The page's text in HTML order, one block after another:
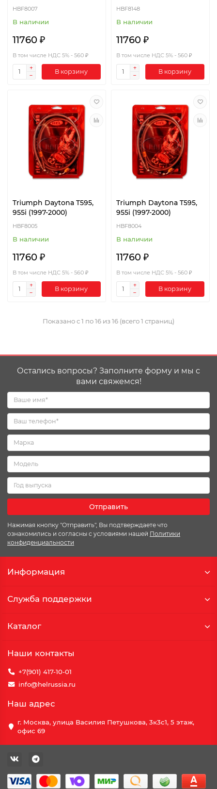
HBF8007
В наличии
11760 ₽
В том числе НДС 5% - 560 ₽
В корзину
HBF8148
В наличии
11760 ₽
В том числе НДС 5% - 560 ₽
В корзину
Triumph Daytona T595,
955i (1997-2000)
HBF8005
В наличии
11760 ₽
В том числе НДС 5% - 560 ₽
В корзину
Triumph Daytona T595,
955i (1997-2000)
HBF8004
В наличии
11760 ₽
В том числе НДС 5% - 560 ₽
В корзину
Показано с 1 по 16 из 16 (всего 1 страниц)
Остались вопросы? Заполните форму и мы с
вами свяжемся!
Отправить
Нажимая кнопку "Отправить", Вы подтверждаете что
ознакомились и согласны с условиями нашей Политики
конфиденциальности
Информация
Служба поддержки
Каталог
Наши контакты
+7(901) 417-10-01
info@helrussia.ru
Наш адрес
г. Москва, улица Василия Петушкова, 3к3c1, 5 этаж,
офис 69